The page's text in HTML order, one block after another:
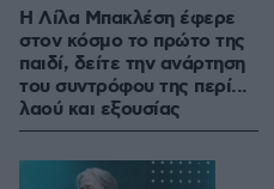
Η Λίλα Μπακλέση έφερε
στον κόσμο το πρώτο της
παιδί, δείτε την ανάρτηση
του συντρόφου της περί...
λαού και εξουσίας